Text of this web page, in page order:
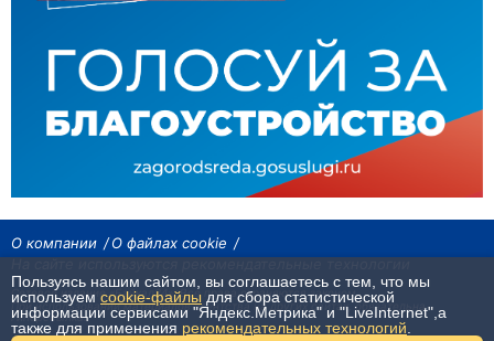
О компании
О файлах cookie
Сетевое издание «Байкал24». Все права охраняются законом.
При использовании материалов агентства на других сайтах, обязательна
гиперссылка.
Пользуясь нашим сайтом, вы соглашаетесь с тем, что мы
используем cookie-файлы для сбора статистической
информации сервисами "Яндекс.Метрика" и "LiveInternet",а
также для применения рекомендательных технологий